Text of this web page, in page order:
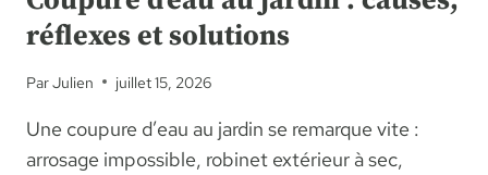
réflexes et solutions
ParJulien juillet 15, 2026
Une coupure d’eau au jardin se remarque vite :
arrosage impossible, robinet extérieur à sec,